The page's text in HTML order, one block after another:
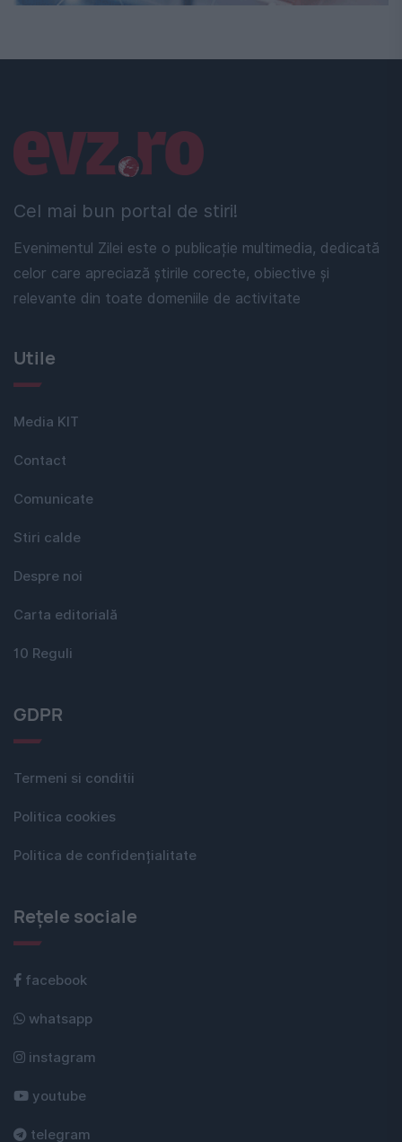
Cel mai bun portal de stiri!
Evenimentul Zilei este o publicație multimedia, dedicată
celor care apreciază știrile corecte, obiective și
relevante din toate domeniile de activitate
Linkuri utile
Utile
Media KIT
Contact
Comunicate
Stiri calde
Despre noi
Carta editorială
10 Reguli
GDPR
Termeni si conditii
Politica cookies
Politica de confidențialitate
Rețele sociale
facebook
whatsapp
instagram
youtube
telegram